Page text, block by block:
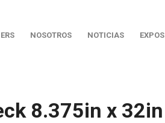
NOSOTROS NOTICIAS EXPOS
8.375in x 32in